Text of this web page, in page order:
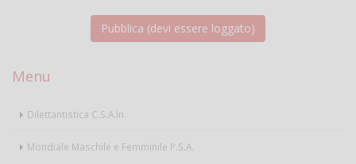
Menu
Dilettantistica C.S.A.In.
Mondiale Maschile e Femminile P.S.A.